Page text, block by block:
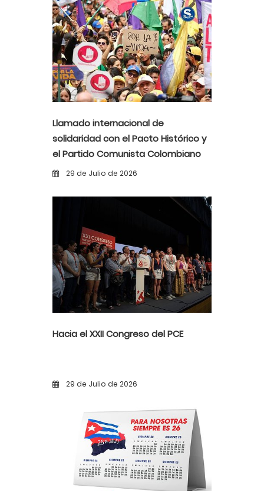
Llamado internacional de
solidaridad con el Pacto Histórico y
el Partido Comunista Colombiano
ante la alerta democrática y la
29 de Julio de 2026
Hacia el XXII Congreso del PCE
29 de Julio de 2026